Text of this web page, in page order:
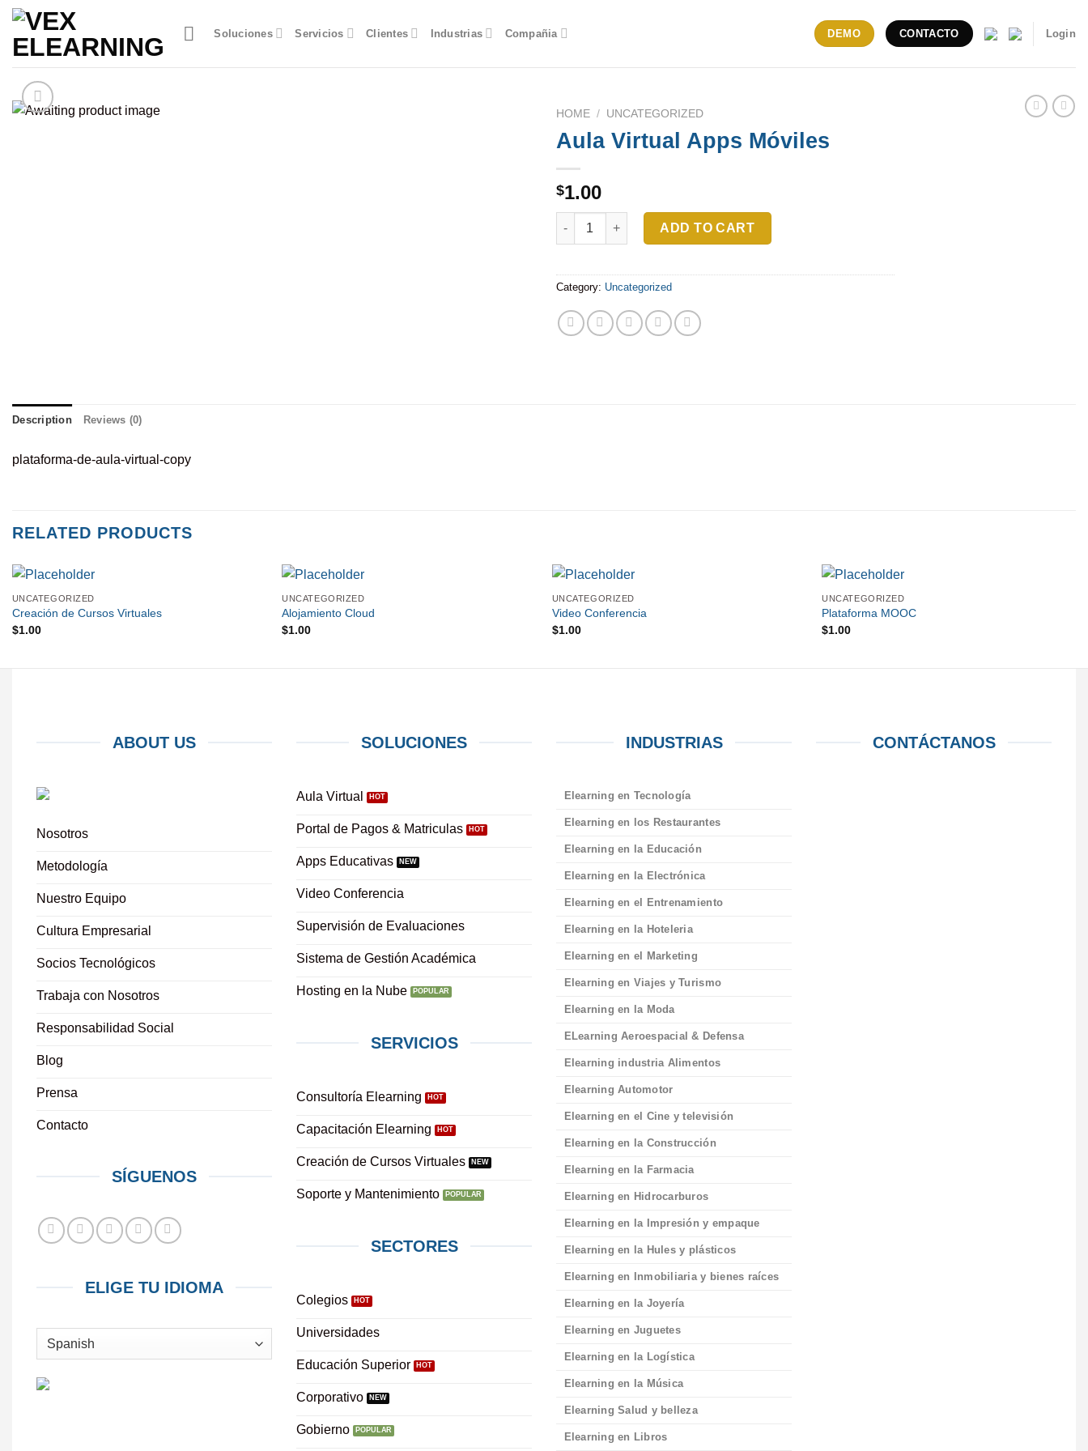
Skip
content
Soluciones Servicios Clientes Industrias Compañia DEMO CONTACTO Login
HOME / UNCATEGORIZED
Aula Virtual Apps Móviles
$1.00
Aula Virtual Apps Móviles quantity
ADD TO CART
Category: Uncategorized
Description Reviews (0)
plataforma-de-aula-virtual-copy
RELATED PRODUCTS
UNCATEGORIZED
Creación de Cursos Virtuales
$1.00
UNCATEGORIZED
Alojamiento Cloud
$1.00
UNCATEGORIZED
Video Conferencia
$1.00
UNCATEGORIZED
Plataforma MOOC
$1.00
ABOUT US
Nosotros
Metodología
Nuestro Equipo
Cultura Empresarial
Socios Tecnológicos
Trabaja con Nosotros
Responsabilidad Social
Blog
Prensa
Contacto
SÍGUENOS
ELIGE TU IDIOMA
SOLUCIONES
Aula Virtual
Portal de Pagos & Matriculas
Apps Educativas
Video Conferencia
Supervisión de Evaluaciones
Sistema de Gestión Académica
Hosting en la Nube
SERVICIOS
Consultoría Elearning
Capacitación Elearning
Creación de Cursos Virtuales
Soporte y Mantenimiento
SECTORES
Colegios
Universidades
Educación Superior
Corporativo
Gobierno
INDUSTRIAS
Elearning en Tecnología
Elearning en los Restaurantes
Elearning en la Educación
Elearning en la Electrónica
Elearning en el Entrenamiento
Elearning en la Hoteleria
Elearning en el Marketing
Elearning en Viajes y Turismo
Elearning en la Moda
ELearning Aeroespacial & Defensa
Elearning industria Alimentos
Elearning Automotor
Elearning en el Cine y televisión
Elearning en la Construcción
Elearning en la Farmacia
Elearning en Hidrocarburos
Elearning en la Impresión y empaque
Elearning en la Hules y plásticos
Elearning en Inmobiliaria y bienes raíces
Elearning en la Joyería
Elearning en Juguetes
Elearning en la Logística
Elearning en la Música
Elearning Salud y belleza
Elearning en Libros
CONTÁCTANOS